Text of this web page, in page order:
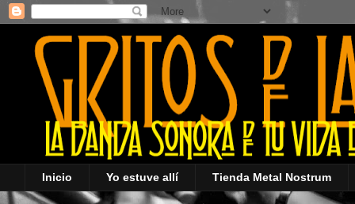
Inicio Yo estuve allí Tienda Metal Nostrum